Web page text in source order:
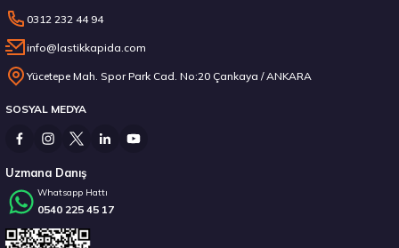
14.267,00 ₺
Stokta 12 Adet
0312 232 44 94
info@lastikkapida.com
Yücetepe Mah. Spor Park Cad. No:20 Çankaya / ANKARA
SOSYAL MEDYA
Uzmana Danış
Whatsapp Hattı
0540 225 45 17